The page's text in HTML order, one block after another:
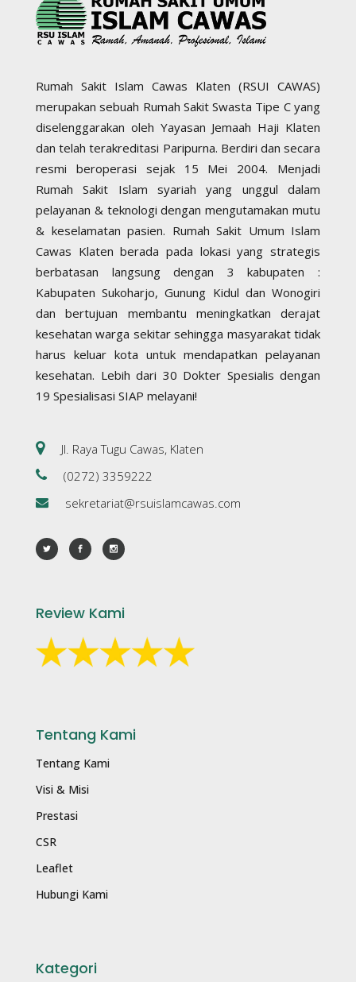
Rumah Sakit Islam Cawas Klaten (RSUI CAWAS)
merupakan sebuah Rumah Sakit Swasta Tipe C yang
diselenggarakan oleh Yayasan Jemaah Haji Klaten
dan telah terakreditasi Paripurna. Berdiri dan secara
resmi beroperasi sejak 15 Mei 2004. Menjadi
Rumah Sakit Islam syariah yang unggul dalam
pelayanan & teknologi dengan mengutamakan mutu
& keselamatan pasien. Rumah Sakit Umum Islam
Cawas Klaten berada pada lokasi yang strategis
berbatasan langsung dengan 3 kabupaten :
Kabupaten Sukoharjo, Gunung Kidul dan Wonogiri
dan bertujuan membantu meningkatkan derajat
kesehatan warga sekitar sehingga masyarakat tidak
harus keluar kota untuk mendapatkan pelayanan
kesehatan. Lebih dari 30 Dokter Spesialis dengan
19 Spesialisasi SIAP melayani!
Jl. Raya Tugu Cawas, Klaten
(0272) 3359222
sekretariat@rsuislamcawas.com
Review Kami
Tentang Kami
Tentang Kami
Visi & Misi
Prestasi
CSR
Leaflet
Hubungi Kami
Kategori